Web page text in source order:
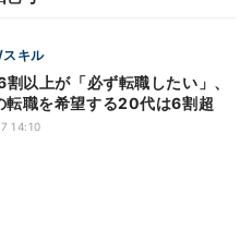
スキル
以上が「必ず転職したい」、
転職を希望する20代は6割超
14:10